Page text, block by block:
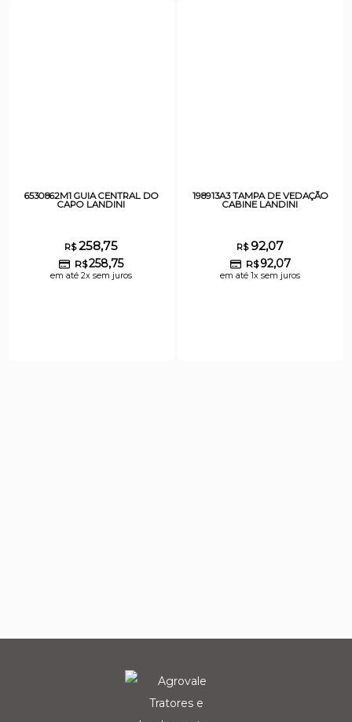
6530862M1 GUIA CENTRAL DO
CAPO LANDINI
R$258,75
R$258,75
em até 2x sem juros
198913A3 TAMPA DE VEDAÇÃO
CABINE LANDINI
R$92,07
R$ 92,07
em até 1x sem juros